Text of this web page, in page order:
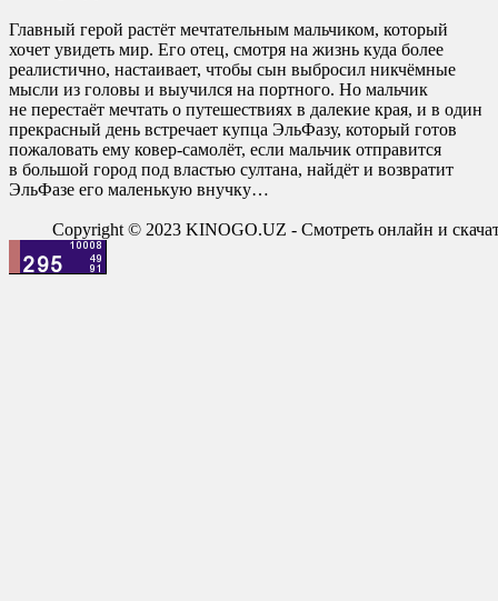
Главный герой растёт мечтательным мальчиком, который
хочет увидеть мир. Его отец, смотря на жизнь куда более
реалистично, настаивает, чтобы сын выбросил никчёмные
мысли из головы и выучился на портного. Но мальчик
не перестаёт мечтать о путешествиях в далекие края, и в один
прекрасный день встречает купца ЭльФазу, который готов
пожаловать ему ковер-самолёт, если мальчик отправится
в большой город под властью султана, найдёт и возвратит
ЭльФазе его маленькую внучку…
Copyright © 2023 KINOGO.UZ - Смотреть онлайн и